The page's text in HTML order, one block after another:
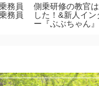
第6回、空車で淀川は渡
れま10！